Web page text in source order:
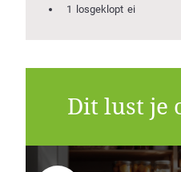
1 losgeklopt ei
Dit lust je